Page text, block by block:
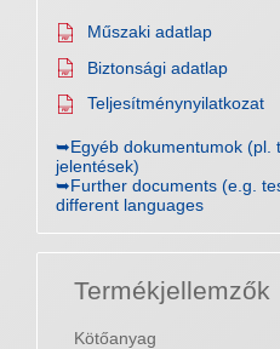
Műszaki adatlap
Biztonsági adatlap
Teljesítménynyilatkozat
➥Egyéb dokumentumok (pl.
jelentések)
➥Further documents (e.g.
different languages
Termékjellemzők
Kötőanyag